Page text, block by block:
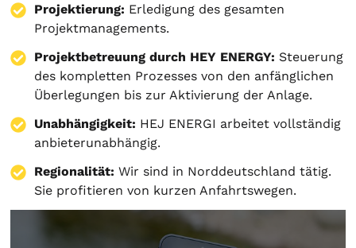
Projektierung: Erledigung des gesamten
Projektmanagements.
Projektbetreuung durch HEY ENERGY: Steuerung
des kompletten Prozesses von den anfänglichen
Überlegungen bis zur Aktivierung der Anlage.
Unabhängigkeit: HEJ ENERGI arbeitet vollständig
anbieterunabhängig.
Regionalität: Wir sind in Norddeutschland tätig.
Sie profitieren von kurzen Anfahrtswegen.